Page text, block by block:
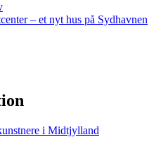
– et nyt hus på Sydhavnen
i Midtjylland